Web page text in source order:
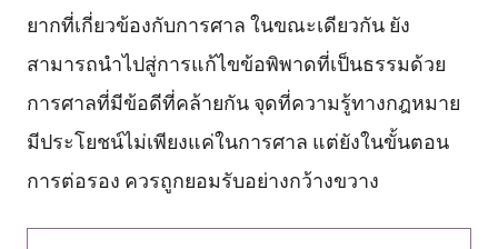
ยากที่เกี่ยวข้องกับการศาล ในขณะเดียวกัน ยัง
สามารถนำไปสู่การแก้ไขข้อพิพาดที่เป็นธรรมด้วย
การศาลที่มีข้อดีที่คล้ายกัน จุดที่ความรู้ทางกฎหมาย
มีประโยชน์ไม่เพียงแค่ในการศาล แต่ยังในขั้นตอน
การต่อรอง ควรถูกยอมรับอย่างกว้างขวาง